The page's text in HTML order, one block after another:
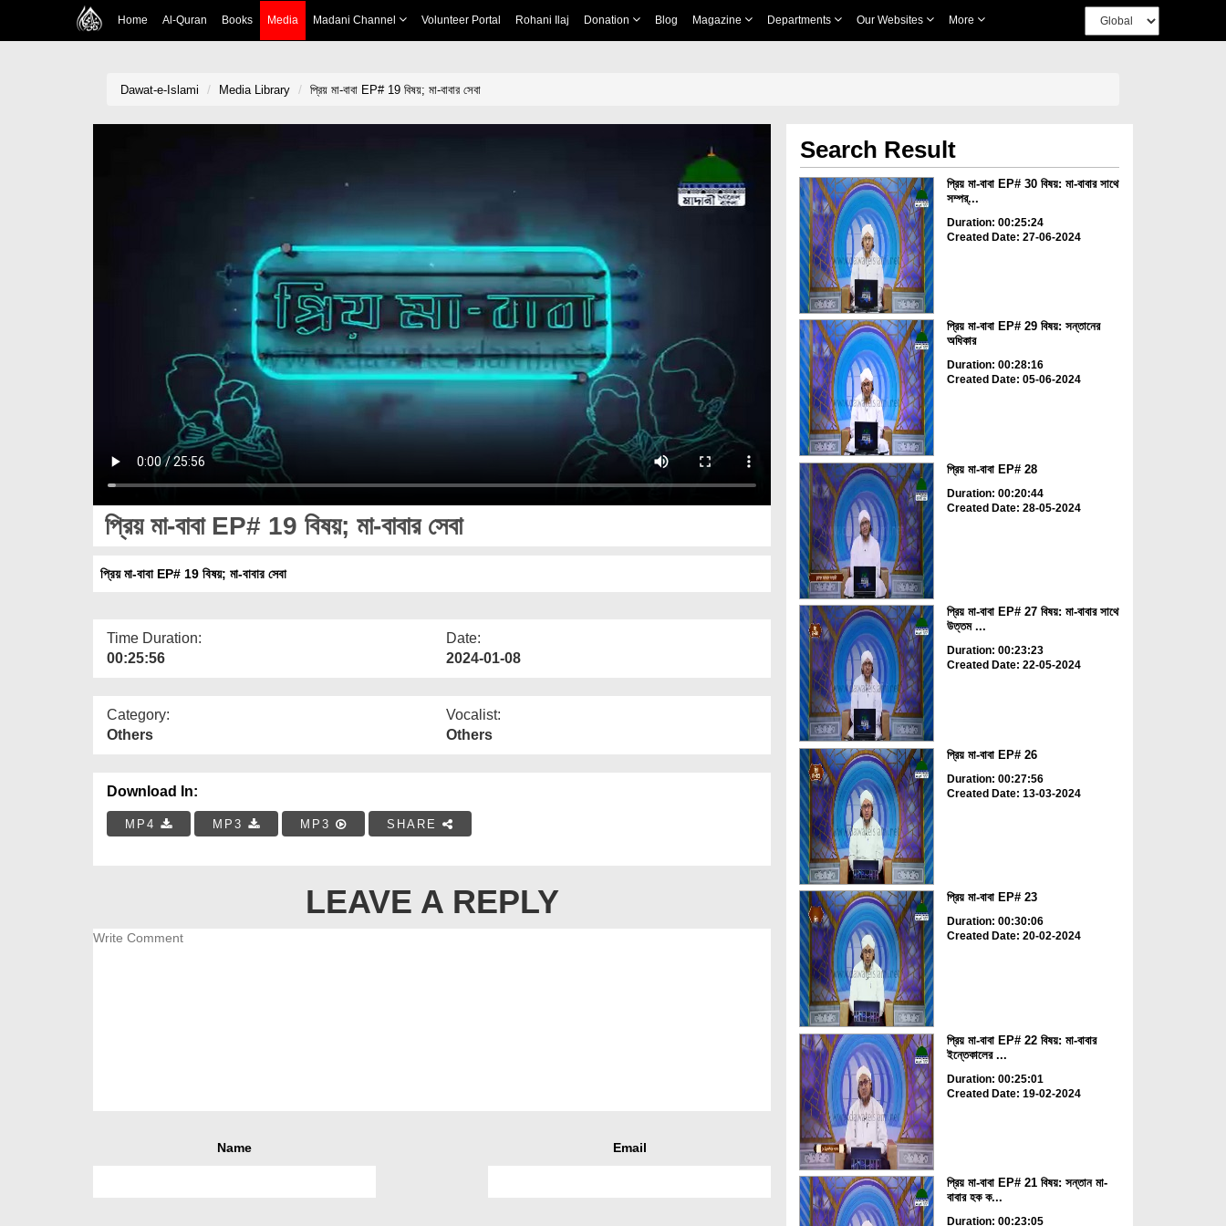
Home Al-Quran Books Media Madani Channel Volunteer Portal Rohani Ilaj Donation Blog Magazine Departments Our Websites More
Dawat-e-Islami Media Library প্রিয় মা-বাবা EP# 19 বিষয়; মা-বাবার সেবা
প্রিয় মা-বাবা EP# 19 বিষয়; মা-বাবার সেবা
প্রিয় মা-বাবা EP# 19 বিষয়; মা-বাবার সেবা
Time Duration:
00:25:56
Date:
2024-01-08
Category:
Others
Vocalist:
Others
Download In:
MP4 MP3 MP3 SHARE
LEAVE A REPLY
Name Email
Search Result
প্রিয় মা-বাবা EP# 30 বিষয়: মা-বাবার সাথে
সম্পর্...
Duration: 00:25:24
Created Date: 27-06-2024
প্রিয় মা-বাবা EP# 29 বিষয়: সন্তানের
অধিকার
Duration: 00:28:16
Created Date: 05-06-2024
প্রিয় মা-বাবা EP# 28
Duration: 00:20:44
Created Date: 28-05-2024
প্রিয় মা-বাবা EP# 27 বিষয়: মা-বাবার সাথে
উত্তম ...
Duration: 00:23:23
Created Date: 22-05-2024
প্রিয় মা-বাবা EP# 26
Duration: 00:27:56
Created Date: 13-03-2024
প্রিয় মা-বাবা EP# 23
Duration: 00:30:06
Created Date: 20-02-2024
প্রিয় মা-বাবা EP# 22 বিষয়: মা-বাবার
ইন্তেকালের ...
Duration: 00:25:01
Created Date: 19-02-2024
প্রিয় মা-বাবা EP# 21 বিষয়: সন্তান মা-
বাবার হক ক...
Duration: 00:23:05